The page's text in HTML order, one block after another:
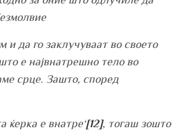
и да го заклучуваат во своето
е највнатрешно тело во
срце. Зашто, според
ќерка е внатре‘[12], тогаш зошто